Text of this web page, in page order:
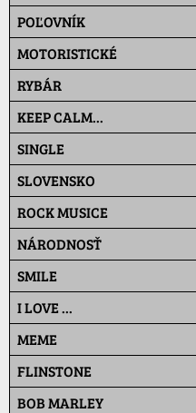
POĽOVNÍK
MOTORISTICKÉ
RYBÁR
KEEP CALM...
SINGLE
SLOVENSKO
ROCK MUSICE
NÁRODNOSŤ
SMILE
I LOVE ...
MEME
FLINSTONE
BOB MARLEY